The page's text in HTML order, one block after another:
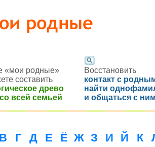
«мои родные»
составить
древо
всей семьей
Восстановить
контакт с
найти
и общаться с
В Г Д Е Ё Ж З И Й К